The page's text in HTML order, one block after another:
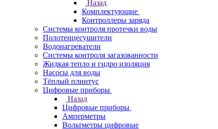
Назад
Комплектующие
Контроллеры заряда
Системы контроля протечки воды
Полотенцесушители
Водонагреватели
Системы контроля загазованности
Жидкая тепло и гидро изоляция
Насосы для воды
Тёплый плинтус
Цифровые приборы
Назад
Цифровые приборы
Амперметры
Вольтметры цифровые